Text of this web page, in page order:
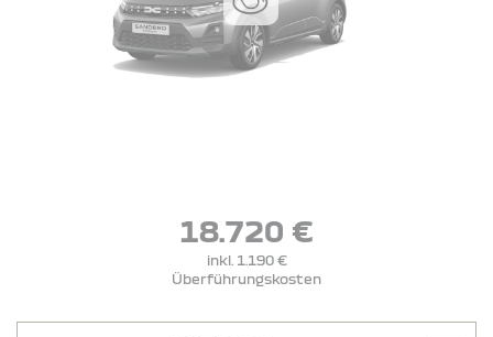
18.720 €
inkl. 1.190 €
Überführungskosten